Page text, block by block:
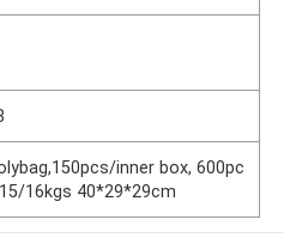
inner box, 600pc
16kgs 40*29*29cm